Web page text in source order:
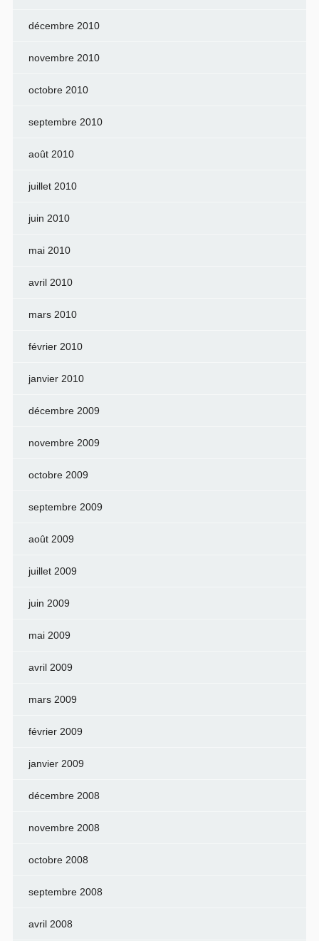
décembre 2010
novembre 2010
octobre 2010
septembre 2010
août 2010
juillet 2010
juin 2010
mai 2010
avril 2010
mars 2010
février 2010
janvier 2010
décembre 2009
novembre 2009
octobre 2009
septembre 2009
août 2009
juillet 2009
juin 2009
mai 2009
avril 2009
mars 2009
février 2009
janvier 2009
décembre 2008
novembre 2008
octobre 2008
septembre 2008
avril 2008